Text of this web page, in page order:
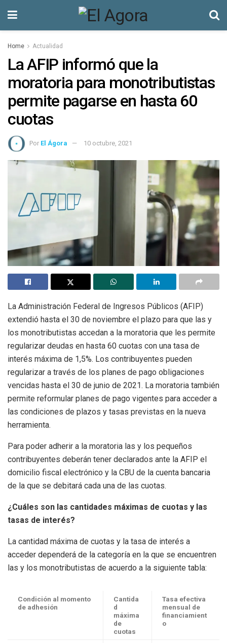
Home Actualidad
La AFIP informó que la
moratoria para monotributistas
permite pagarse en hasta 60
cuotas
Por El Ágora 10 octubre, 2021
La Administración Federal de Ingresos Públicos (AFIP)
extendió hasta el 30 de noviembre el plazo para que las y
los monotributistas accedan a la moratoria que les permite
regularizar deudas en hasta 60 cuotas con una tasa de
interés máxima de 1,5%. Los contribuyentes pueden
regularizar a través de los planes de pago obligaciones
vencidas hasta el 30 de junio de 2021. La moratoria también
permite reformular planes de pago vigentes para acceder a
las condiciones de plazos y tasas previstas en la nueva
herramienta.
Para poder adherir a la moratoria las y los pequeños
contribuyentes deberán tener declarados ante la AFIP el
domicilio fiscal electrónico y la CBU de la cuenta bancaria
de la que se debitará cada una de las cuotas.
¿Cuáles son las cantidades máximas de cuotas y las
tasas de interés?
La cantidad máxima de cuotas y la tasa de interés a
acceder dependerá de la categoría en la que se encuentren
las y los monotributistas de acuerdo a la siguiente tabla:
Condición al momento
de adhesión
Cantida
d
máxima
de
cuotas
Tasa efectiva
mensual de
financiamient
o